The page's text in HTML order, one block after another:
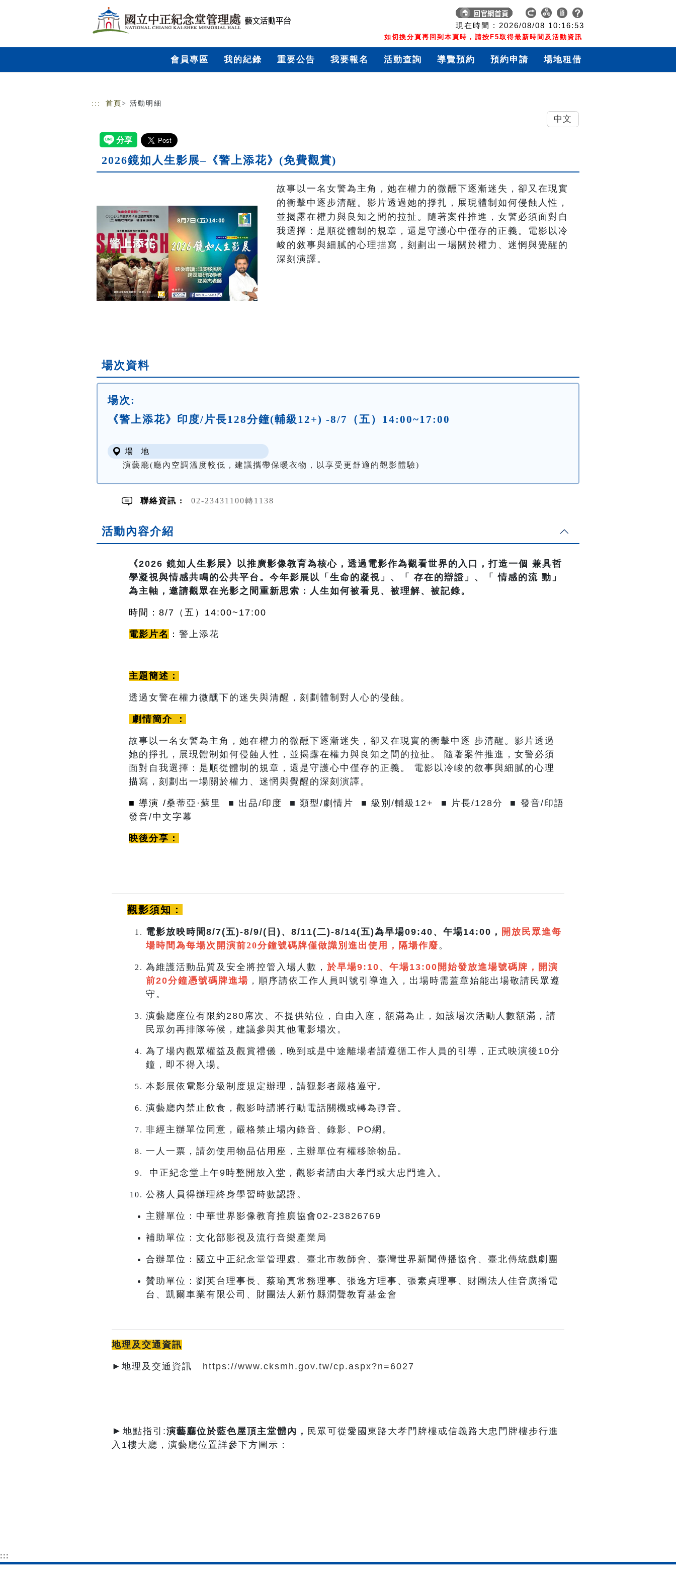
現在時間 : 2026/08/08 10:16:54
如切換分頁再回到本頁時，請按F5取得最新時間及活動資訊
會員專區 我的紀錄 重要公告 我要報名 活動查詢 導覽預約 預約申請 場地租借
::: 首頁 > 活動明細
2026鏡如人生影展–《警上添花》(免費觀賞)
故事以一名女警為主角，她在權力的微醺下逐漸迷失，卻又在現實
的衝擊中逐步清醒。影片透過她的掙扎，展現體制如何侵蝕人性，
並揭露在權力與良知之間的拉扯。隨著案件推進，女警必須面對自
我選擇：是順從體制的規章，還是守護心中僅存的正義。電影以冷
峻的敘事與細膩的心理描寫，刻劃出一場關於權力、迷惘與覺醒的
深刻演譯。
場次資料
場次:
《警上添花》印度/片長128分鐘(輔級12+) -8/7（五）14:00~17:00
場 地
演藝廳(廳內空調溫度較低，建議攜帶保暖衣物，以享受更舒適的觀影體驗)
聯絡資訊 : 02-23431100轉1138
活動內容介紹
《2026 鏡如人生影展》以推廣影像教育為核心，透過電影作為觀看世界的入口，打造一個 兼具哲
學凝視與情感共鳴的公共平台。今年影展以「生命的凝視」、「 存在的辯證」、「 情感的流 動」
為主軸，邀請觀眾在光影之間重新思索：人生如何被看見、被理解、被記錄。
時間：8/7（五 ）14:00~17:00
電影片名 ：警上添花
主題簡述：
透過女警在權力微醺下的迷失與清醒，刻劃體制對人心的侵蝕。
劇情簡介 ：
故事以一名女警為主角，她在權力的微醺下逐漸迷失，卻又在現實的衝擊中逐 步清醒。影片透過
她的掙扎，展現體制如何侵蝕人性，並揭露在權力與良知之間的拉扯。 隨著案件推進，女警必須
面對自我選擇：是順從體制的規章，還是守護心中僅存的正義。 電影以冷峻的敘事與細膩的心理
描寫，刻劃出一場關於權力、迷惘與覺醒的深刻演譯。
■ 導演 /桑蒂亞·蘇里 ■ 出品/印度 ■ 類型/劇情片 ■ 級別/輔級12+ ■ 片長/128分 ■ 發音/印語
發音/中文字幕
映後分享：
觀影須知：
電影放映時間8/7(五)-8/9/(日)、8/11(二)-8/14(五)為早場09:40、午場14:00 ， 開放民眾進每
場時間為每場次開演前20分鐘號碼牌僅做識別進出使用，隔場作廢。
為維護活動品質及安全將控管入場人數， 於早場9:10、午場13:00開始發放進場號碼牌，開演
前20分鐘憑號碼牌進場 ，順序請依工作人員叫號引導進入，出場時需蓋章始能出場敬請民眾遵
守。
演藝廳座位有限約280席次、不提供站位，自由入座，額滿為止，如該場次活動人數額滿，請
民眾勿再排隊等候，建議參與其他電影場次。
為了場內觀眾權益及觀賞禮儀，晚到或是中途離場者請遵循工作人員的引導，正式映演後10分
鐘，即不得入場。
本影展依電影分級制度規定辦理，請觀影者嚴格遵守。
演藝廳內禁止飲食，觀影時請將行動電話關機或轉為靜音。
非經主辦單位同意，嚴格禁止場內錄音、錄影、PO網。
一人一票，請勿使用物品佔用座，主辦單位有權移除物品。
中正紀念堂上午9時整開放入堂，觀影者請由大孝門或大忠門進入。
公務人員得辦理終身學習時數認證。
主辦單位：中華世界影像教育推廣協會02-23826769
補助單位：文化部影視及流行音樂產業局
合辦單位：國立中正紀念堂管理處、臺北市教師會、臺灣世界新聞傳播協會、臺北傳統戲劇團
贊助單位：劉英台理事長、蔡瑜真常務理事、張逸方理事、張素貞理事、財團法人佳音廣播電
台、凱爾車業有限公司、財團法人新竹縣潤聲教育基金會
地理及交通資訊
►地理及交通資訊 https://www.cksmh.gov.tw/cp.aspx?n=6027
► 地點指引:演藝廳位於藍色屋頂主堂體內 ， 民眾可從愛國東路大孝門牌樓或信義路大忠門牌樓步行進
入1樓大廳，演藝廳位置詳參下方圖示：
:::